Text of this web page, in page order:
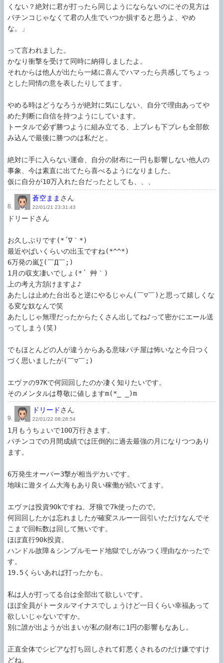
くない？絶対に君が打ったら同じようにならないのにその見方は
パチンコじゃなくて君の人生でいつか損すると思うよ、やめ
な。」
って言われました。
かなり衝撃を受けて同時に納得しましたよ。
それからは他人が出たら一緒に喜んでハマったら共感してちょっ
とした同情の意を表したりしてます。
やめる時はどうなろうが絶対に気にしない、自分で理由あってや
めた判断に自信を持つようにしています。
トータルで必ず勝つように組み立てる、上ブレも下ブレも全部飲
み込んで最後に勝つのは私だと。
絶対に手に入らない運命、自分の財布に一円も影響しない他人の
事象、今は素直に出てたら喜べるようになりました。
仮に自分が10万入れた台だったとしても、、、
8.
蒼空まま さん
22/01/21 23:31:43
ドリードさん
お久しぶりです(*´∇｀*)
最近やばいくらいの出玉ですね(*^^*)
6万発の嵐∑(￣Д￣;)
1月の収支凄いでしょ(*´ 艸｀)
上の考え方頷けますよ♪
あたしは止めた台出ると逆にやるじゃん(￣▽￣)と思って嬉しくな
る変な奴なんで笑
あたしじゃ無理だったからたくさん出してね♪って密かにエール送
ってしまう(笑)
でもほとんどの人が違うからある意味パチ屋は怖いなと今日つく
づく思いましたが(￣▽￣;)
エヴァの97Kで何回回したのか凄く知りたいです。
そのメンタルは尊敬に値しますm(*_ _)m
9.
ドリードさん
22/01/22 08:28:54
1月もうちょいで100万行きます。
パチンコでの月間成績では圧倒的に過去最強の月になりつつあり
ます。
6万発生オーバー3撃が相当デカいです。
地味に遊タイム大海もあり良い稼働が続いてます。
エヴァは投資90kですね、牙狼で7k使ったので。
何回回したかは忘れましたが確変スルー一回引いただけなんでそ
こまで回転数は回して無いです。
ほぼ直行90k投資。
ハンドル故障＆シンプルモード地獄でしがみつく理由なかったで
す。
19.5くらいあれば打ったかも。
私は人が打ってる台は全部出て欲しいです。
ほぼ全員がトータルマイナスでしょうけど一日くらい幸福あって
欲しいじゃないですか。
別に誰が出ようが出まいが私の財布に1円の影響もなあし。
正直全体でシビアな打ち回しされて釘悪くされるのだけ嫌ですけ
どね。